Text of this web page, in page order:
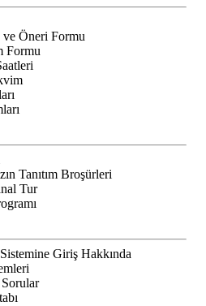
Öneri Formu
Formu
Tanıtım Broşürleri
Tur
Giriş Hakkında
Sorular